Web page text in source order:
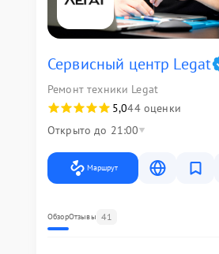
Сервисный центр Legat
Ремонт техники Legat
5,044 оценки
Открыто до 21:00
Маршрут
ОбзорОтзывы 41